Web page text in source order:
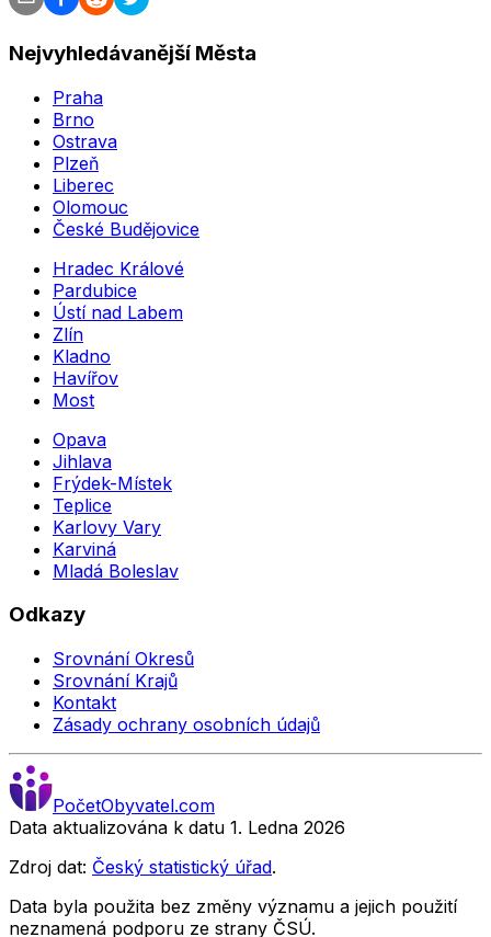
Nejvyhledávanější Města
Praha
Brno
Ostrava
Plzeň
Liberec
Olomouc
České Budějovice
Hradec Králové
Pardubice
Ústí nad Labem
Zlín
Kladno
Havířov
Most
Opava
Jihlava
Frýdek-Místek
Teplice
Karlovy Vary
Karviná
Mladá Boleslav
Odkazy
Srovnání Okresů
Srovnání Krajů
Kontakt
Zásady ochrany osobních údajů
PočetObyvatel.com
Data aktualizována k datu 1. Ledna 2026
Zdroj dat: Český statistický úřad.
Data byla použita bez změny významu a jejich použití
neznamená podporu ze strany ČSÚ.